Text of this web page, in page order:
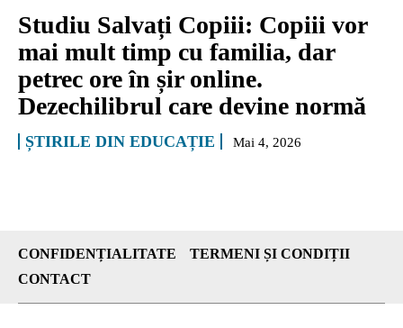
Studiu Salvați Copiii: Copiii vor
mai mult timp cu familia, dar
petrec ore în șir online.
Dezechilibrul care devine normă
ȘTIRILE DIN EDUCAȚIE Mai 4, 2026
CONFIDENȚIALITATE
TERMENI ȘI CONDIȚII
CONTACT